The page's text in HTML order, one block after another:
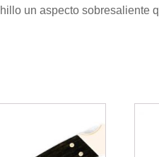
un aspecto sobresaliente